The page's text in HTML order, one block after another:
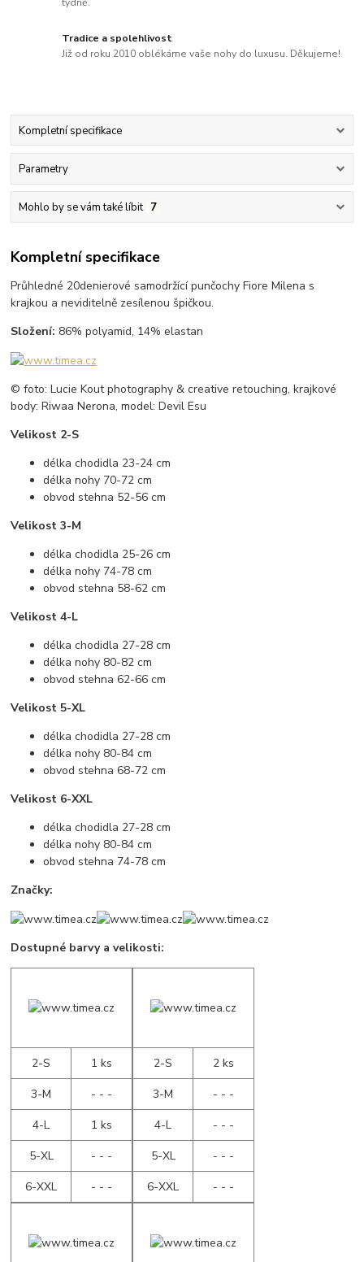
týdně.
Tradice a spolehlivost
Již od roku 2010 oblékáme vaše nohy do luxusu. Děkujeme!
Kompletní specifikace
Parametry
Mohlo by se vám také líbit 7
Kompletní specifikace
Průhledné 20denierové samodržící punčochy Fiore Milena s
krajkou a neviditelně zesílenou špičkou.
Složení: 86% polyamid, 14% elastan
© foto: Lucie Kout photography & creative retouching, krajkové
body: Riwaa Nerona, model: Devil Esu
Velikost 2-S
délka chodidla 23-24 cm
délka nohy 70-72 cm
obvod stehna 52-56 cm
Velikost 3-M
délka chodidla 25-26 cm
délka nohy 74-78 cm
obvod stehna 58-62 cm
Velikost 4-L
délka chodidla 27-28 cm
délka nohy 80-82 cm
obvod stehna 62-66 cm
Velikost 5-XL
délka chodidla 27-28 cm
délka nohy 80-84 cm
obvod stehna 68-72 cm
Velikost 6-XXL
délka chodidla 27-28 cm
délka nohy 80-84 cm
obvod stehna 74-78 cm
Značky:
Dostupné barvy a velikosti:
2-S
1 ks
3-M
- - -
4-L
1 ks
5-XL
- - -
6-XXL
- - -
2-S
2 ks
3-M
- - -
4-L
- - -
5-XL
- - -
6-XXL
- - -